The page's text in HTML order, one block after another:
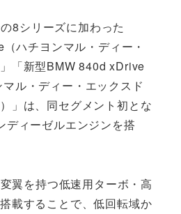
8シリーズに加わった
ハチヨンマル・ディー・
「新型BMW 840d xDrive
ル・ディー・エックスド
」は、同セグメント初とな
ディーゼルエンジンを搭
翼を持つ低速用ターボ・高
載することで、低回転域か